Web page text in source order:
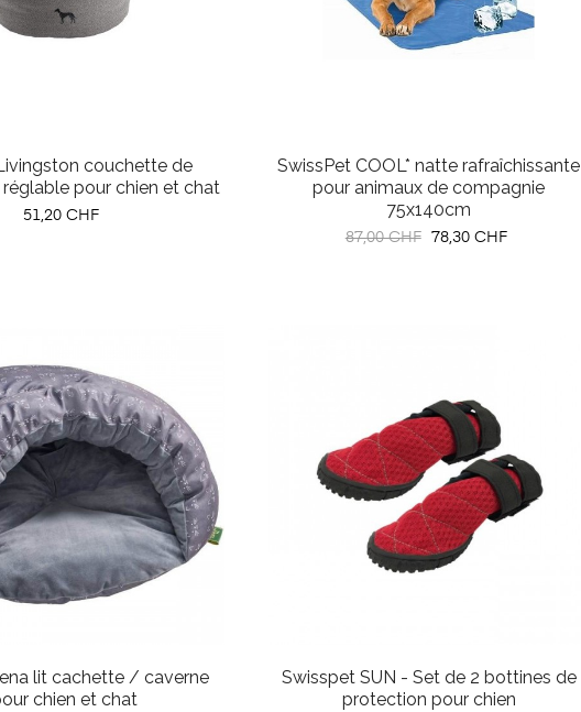
couchette de
pour chien et chat
Prix
51,20 CHF
SwissPet COOL* natte rafraîchissante
pour animaux de compagnie
75x140cm
Prix
87,00 CHF Prix
78,30 CHF
lit cachette / caverne
chien et chat
Swisspet SUN - Set de 2 bottines de
protection pour chien